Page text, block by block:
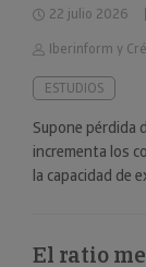
22 julio 2026
Iberinform y
ESTUDIOS
Supone pérdida
incrementa los
la capacidad de
El ratio